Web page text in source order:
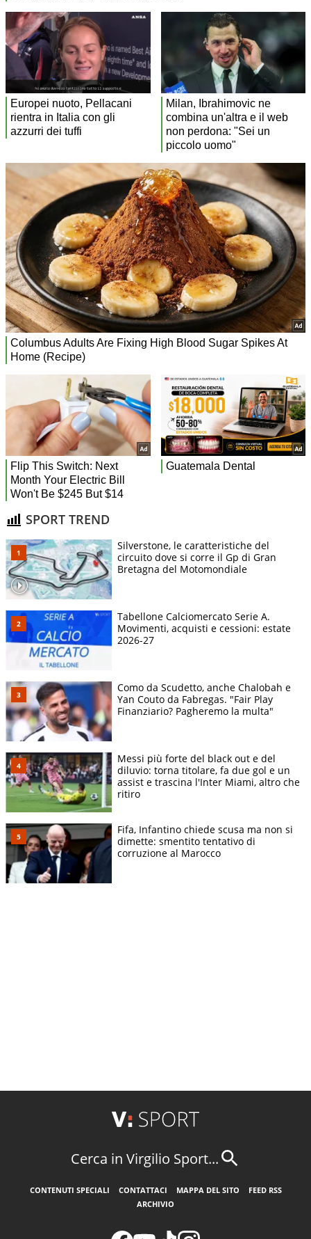
SPORT TREND
Silverstone, le caratteristiche del
circuito dove si corre il Gp di Gran
Bretagna del Motomondiale
Tabellone Calciomercato Serie A.
Movimenti, acquisti e cessioni: estate
2026-27
Como da Scudetto, anche Chalobah e
Yan Couto da Fabregas. "Fair Play
Finanziario? Pagheremo la multa"
Messi più forte del black out e del
diluvio: torna titolare, fa due gol e un
assist e trascina l'Inter Miami, altro che
ritiro
Fifa, Infantino chiede scusa ma non si
dimette: smentito tentativo di
corruzione al Marocco
Cerca in Virgilio Sport...
CONTENUTI SPECIALI CONTATTACI MAPPA DEL SITO
FEED RSS
ARCHIVIO